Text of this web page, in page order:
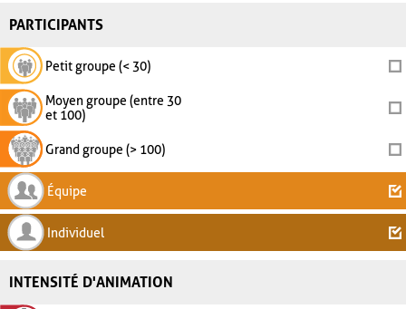
PARTICIPANTS
Petit groupe (< 30)
Moyen groupe (entre 30
et 100)
Grand groupe (> 100)
Équipe
Individuel
INTENSITÉ D'ANIMATION